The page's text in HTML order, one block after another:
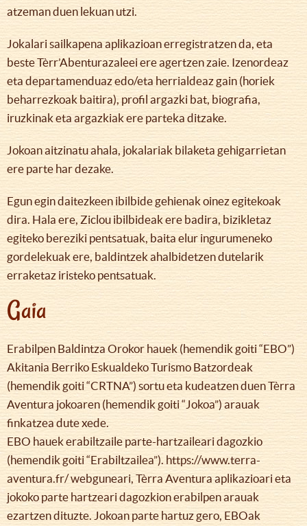
atzeman duen lekuan utzi.
Jokalari sailkapena aplikazioan erregistratzen da, eta
beste Tèrr’Abenturazaleei ere agertzen zaie. Izenordeaz
eta departamenduaz edo/eta herrialdeaz gain (horiek
beharrezkoak baitira), profil argazki bat, biografia,
iruzkinak eta argazkiak ere parteka ditzake.
Jokoan aitzinatu ahala, jokalariak bilaketa gehigarrietan
ere parte har dezake.
Egun egin daitezkeen ibilbide gehienak oinez egitekoak
dira. Hala ere, Ziclou ibilbideak ere badira, bizikletaz
egiteko bereziki pentsatuak, baita elur ingurumeneko
gordelekuak ere, baldintzek ahalbidetzen dutelarik
erraketaz iristeko pentsatuak.
Gaia
Erabilpen Baldintza Orokor hauek (hemendik goiti “EBO”)
Akitania Berriko Eskualdeko Turismo Batzordeak
(hemendik goiti “CRTNA”) sortu eta kudeatzen duen Tèrra
Aventura jokoaren (hemendik goiti “Jokoa”) arauak
finkatzea dute xede.
EBO hauek erabiltzaile parte-hartzaileari dagozkio
(hemendik goiti “Erabiltzailea”). https://www.terra-
aventura.fr/ webguneari, Tèrra Aventura aplikazioari eta
jokoko parte hartzeari dagozkion erabilpen arauak
ezartzen dituzte. Jokoan parte hartuz gero, EBOak